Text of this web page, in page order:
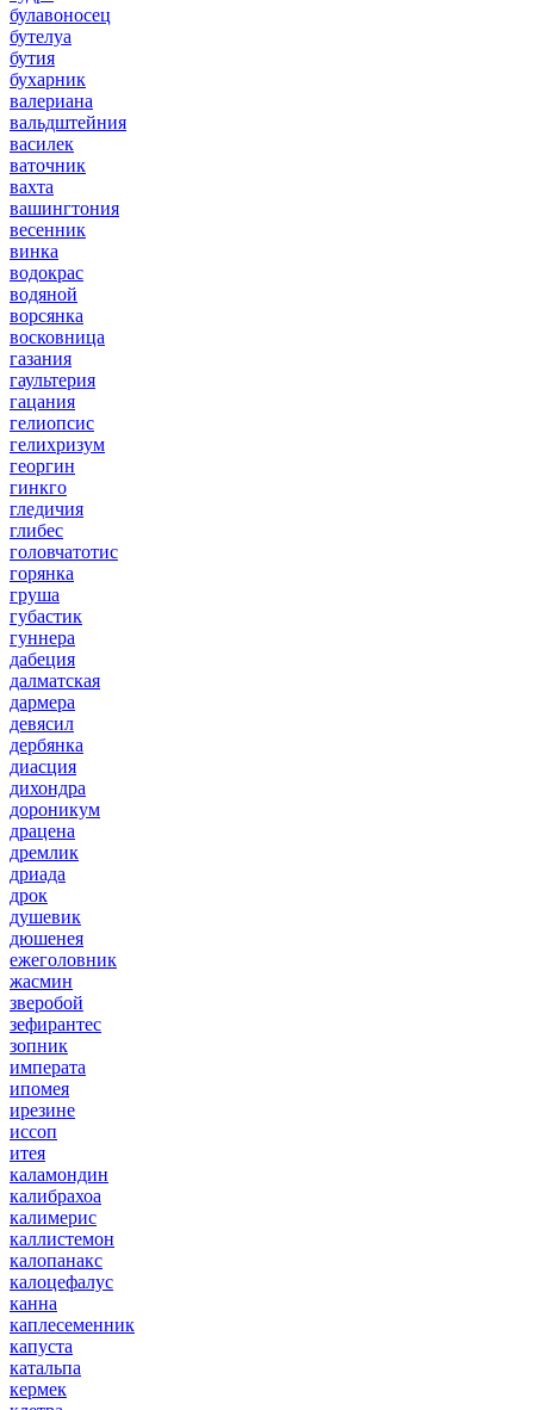
булавоносец
бутелуа
бутия
бухарник
валериана
вальдштейния
василек
ваточник
вахта
вашингтония
весенник
винка
водокрас
водяной
ворсянка
восковница
газания
гаультерия
гацания
гелиопсис
гелихризум
георгин
гинкго
гледичия
глибес
головчатотис
горянка
груша
губастик
гуннера
дабеция
далматская
дармера
девясил
дербянка
диасция
дихондра
дороникум
драцена
дремлик
дриада
дрок
душевик
дюшенея
ежеголовник
жасмин
зверобой
зефирантес
зопник
императа
ипомея
ирезине
иссоп
итея
каламондин
калибрахоа
калимерис
каллистемон
калопанакс
калоцефалус
канна
каплесеменник
капуста
катальпа
кермек